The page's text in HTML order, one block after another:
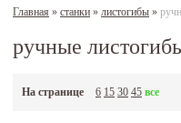
Главная » станки » листогибы »
ручные
На странице 6 15 30 45 все